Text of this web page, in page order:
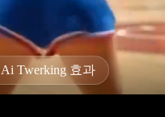
Ai Twerking 효과